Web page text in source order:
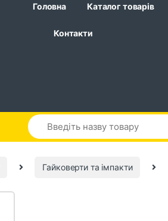
Головна Каталог товарів
Контакти
Гайковерти та імпакти